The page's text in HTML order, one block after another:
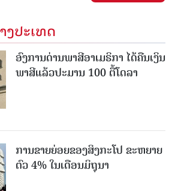
ງປະເທດ
ອົງການດ່ານພາສີອາເມຣິກາ ໄດ້ຄືນເງິນ
ພາສີແລ້ວປະມານ 100 ຕື້ໂດລາ
ການຂາຍຍ່ອຍຂອງສິງກະໂປ ຂະຫຍາຍ
ຕົວ 4% ໃນເດືອນມິຖຸນາ